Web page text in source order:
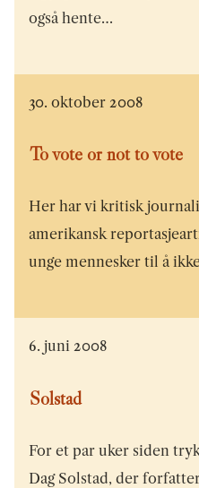
også hente…
30. oktober 2008
To vote or not to vote
Her har vi kritisk
amerikansk
unge mennesker til å
6. juni 2008
Solstad
For et par uker siden
Dag Solstad, der